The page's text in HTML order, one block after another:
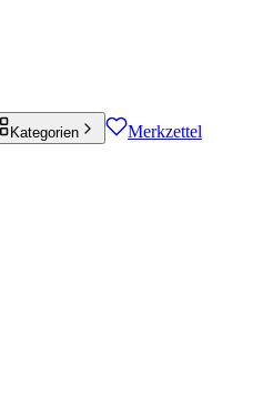
Kategorien Merkzettel